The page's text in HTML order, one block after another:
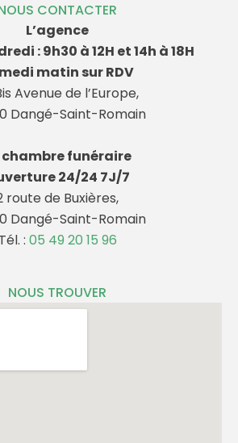
CONTACTER
L’agence
: 9h30 à 12H et 14h à 18H
matin sur RDV
Avenue de l’Europe,
Dangé-Saint-Romain
chambre funéraire
24/24 7J/7
route de Buxières,
Dangé-Saint-Romain
Tél. : 05 49 20 15 96
NOUS TROUVER